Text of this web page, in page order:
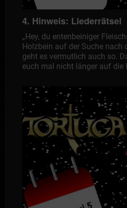
4. Hinweis: Liederrätsel
„Hey, du entenbeiniger
Holzbein auf der Suche nach
geht es vermutlich auch so.
euch mal nicht länger auf die